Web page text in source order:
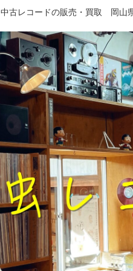
中古レコードの販売・買取 岡山